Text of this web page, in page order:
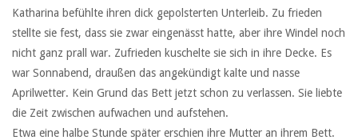
Katharina befühlte ihren dick gepolsterten Unterleib. Zu frieden
stellte sie fest, dass sie zwar eingenässt hatte, aber ihre Windel noch
nicht ganz prall war. Zufrieden kuschelte sie sich in ihre Decke. Es
war Sonnabend, draußen das angekündigt kalte und nasse
Aprilwetter. Kein Grund das Bett jetzt schon zu verlassen. Sie liebte
die Zeit zwischen aufwachen und aufstehen.
Etwa eine halbe Stunde später erschien ihre Mutter an ihrem Bett.